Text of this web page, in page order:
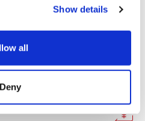
Show details
all
Deny